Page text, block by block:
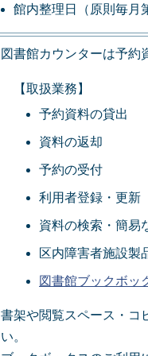
館内整理日（原則毎月
図書館カウンターは予約
【取扱業務】
予約資料の貸出
資料の返却
予約の受付
利用者登録・更新
資料の検索・簡易
区内障害者施設製
図書館ブックボッ
書架や閲覧スペース・コ
い。